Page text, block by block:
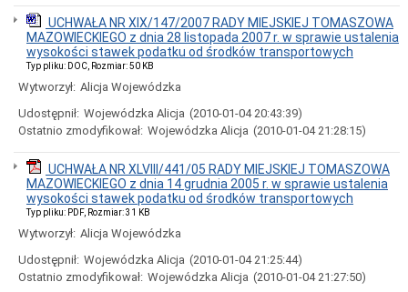
REGULAMIN
ZAMÓWIEŃ
POWYŻEJ
170
000
ZŁ
REGULAMIN
ZAMÓWIEŃ
170
000
Zamówienia
Publiczne
poniżej
000
zł
UCHWAŁA NR XIX/147/2007 RADY MIEJSKIEJ TOMASZOWA
MAZOWIECKIEGO z dnia 28 listopada 2007 r. w sprawie ustalenia
wysokości stawek podatku od środków transportowych
Typ pliku: DOC, Rozmiar: 50 KB
Wytworzył: Alicja Wojewódzka
Udostępnił: Wojewódzka Alicja (2010-01-04 20:43:39)
Ostatnio zmodyfikował: Wojewódzka Alicja (2010-01-04 21:28:15)
UCHWAŁA NR XLVIII/441/05 RADY MIEJSKIEJ TOMASZOWA
MAZOWIECKIEGO z dnia 14 grudnia 2005 r. w sprawie ustalenia
wysokości stawek podatku od środków transportowych
Typ pliku: PDF, Rozmiar: 31 KB
Wytworzył: Alicja Wojewódzka
Udostępnił: Wojewódzka Alicja (2010-01-04 21:25:44)
Ostatnio zmodyfikował: Wojewódzka Alicja (2010-01-04 21:27:50)